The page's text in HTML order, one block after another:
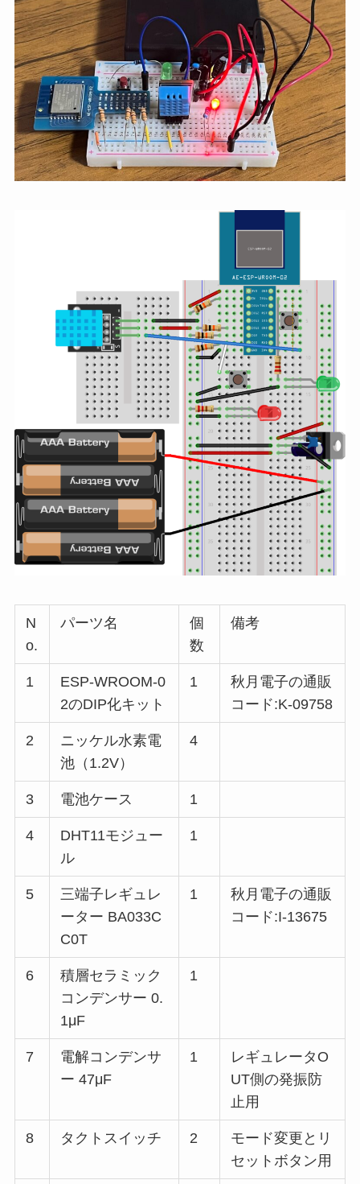
N
o.
パーツ名
個
数
備考
1
ESP-WROOM-0
2のDIP化キット
1
秋月電子の通販
コード:K-09758
2
ニッケル水素電
池（1.2V）
4
3 電池ケース 1
4
DHT11モジュー
ル
1
5
三端子レギュレ
ーター BA033C
C0T
1
秋月電子の通販
コード:I-13675
6
積層セラミック
コンデンサー 0.
1μF
1
7
電解コンデンサ
ー 47μF
1
レギュレータO
UT側の発振防
止用
8 タクトスイッチ 2
モード変更とリ
セットボタン用